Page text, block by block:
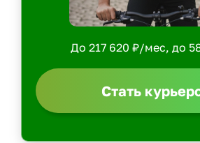
До 217 620 ₽/мес, до
Стать